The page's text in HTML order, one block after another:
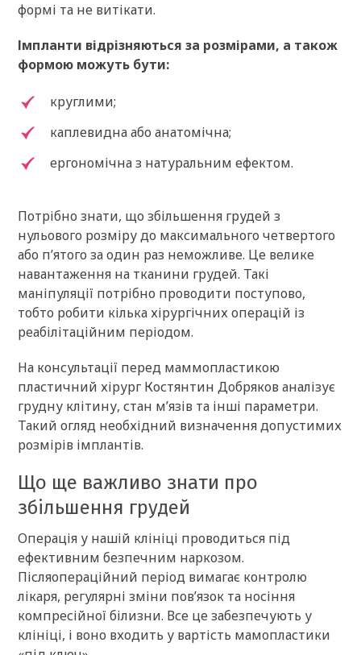
формі та не витікати.
Імпланти відрізняються за розмірами, а також
формою можуть бути:
круглими;
каплевидна або анатомічна;
ергономічна з натуральним ефектом.
Потрібно знати, що збільшення грудей з
нульового розміру до максимального четвертого
або п’ятого за один раз неможливе. Це велике
навантаження на тканини грудей. Такі
маніпуляції потрібно проводити поступово,
тобто робити кілька хірургічних операцій із
реабілітаційним періодом.
На консультації перед маммопластикою
пластичний хірург Костянтин Добряков аналізує
грудну клітину, стан м’язів та інші параметри.
Такий огляд необхідний визначення допустимих
розмірів імплантів.
Що ще важливо знати про
збільшення грудей
Операція у нашій клініці проводиться під
ефективним безпечним наркозом.
Післяопераційний період вимагає контролю
лікаря, регулярні зміни пов’язок та носіння
компресійної білизни. Все це забезпечують у
клініці, і воно входить у вартість мамопластики